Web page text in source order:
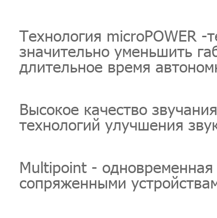
Технология microPOWER
значительно уменьшить
длительное время
Высокое качество
технологий улучшения
Multipoint -
сопряженными